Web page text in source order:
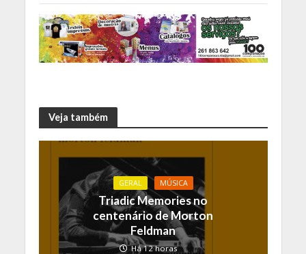
Veja também
GERAL MÚSICA
Triadic Memories no
centenário de Morton
Feldman
Há 12 horas